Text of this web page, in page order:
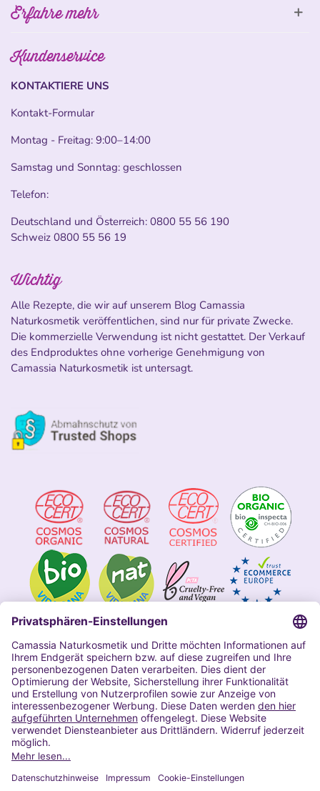
Erfahre mehr
Kundenservice
KONTAKTIERE UNS
Kontakt-Formular
Montag - Freitag: 9:00–14:00
Samstag und Sonntag: geschlossen
Telefon:
Deutschland und Österreich: 0800 55 56 190
Schweiz 0800 55 56 19
Wichtig
Alle Rezepte, die wir auf unserem Blog Camassia
Naturkosmetik veröffentlichen, sind nur für private Zwecke.
Die kommerzielle Verwendung ist nicht gestattet. Der Verkauf
des Endproduktes ohne vorherige Genehmigung von
Camassia Naturkosmetik ist untersagt.
Impressum
Allgemeine Geschäftsbedingungen
Datenschutzerklärung Camassia
Widerrufsbelehrung
Copyright 2020 | Alle Rechte vorbehalten